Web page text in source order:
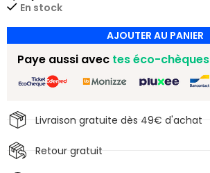
En stock
AJOUTER AU PANIER
Livraison gratuite dès 49€ d'achat
Retour gratuit
Paye aussi avec tes éco-chèques